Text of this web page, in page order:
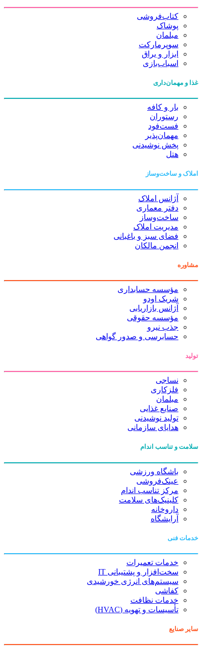
کتاب‌فروشی
پوشاک
مبلمان
سوپرمارکت
ابزار و یراق
اسباب‌بازی
غذا و مهمان‌داری
بار و کافه
رستوران
فست‌فود
مهمان‌پذیر
پخش نوشیدنی
هتل
املاک و ساخت‌وساز
آژانس املاک
دفتر معماری
ساخت‌وساز
مدیریت املاک
فضای سبز و باغبانی
انجمن مالکان
مشاوره
مؤسسه حسابداری
شریک اودو
آژانس بازاریابی
مؤسسه حقوقی
جذب نیرو
حسابرسی و صدور گواهی
تولید
نساجی
فلزکاری
مبلمان
صنایع غذایی
تولید نوشیدنی
هدایای سازمانی
سلامت و تناسب اندام
باشگاه ورزشی
عینک‌فروشی
مرکز تناسب اندام
کلینیک‌های سلامت
داروخانه
آرایشگاه
خدمات فنی
خدمات تعمیرات
سخت‌افزار و پشتیبانی IT
سیستم‌های انرژی خورشیدی
کفاشی
خدمات نظافت
تأسیسات و تهویه (HVAC)
سایر صنایع